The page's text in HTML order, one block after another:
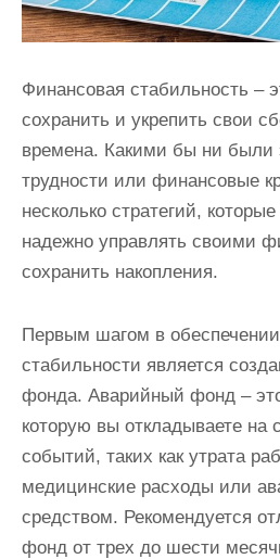
Финансовая стабильность –
сохранить и укрепить свои
времена. Какими бы ни были
трудности или финансовые
несколько стратегий,
надежно управлять своими
сохранить накопления.
Первым шагом в
стабильности является
фонда. Аварийный фонд –
которую вы откладываете на
событий, таких как утрата
медицинские расходы или
средством. Рекомендуется
фонд от трех до шести